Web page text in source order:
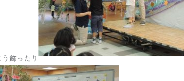
飾ったり